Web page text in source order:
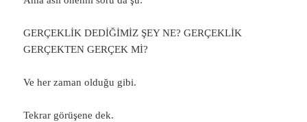
GERÇEKLİK DEDİĞİMİZ ŞEY NE? GERÇEKLİK
GERÇEKTEN GERÇEK Mİ?
Ve her zaman olduğu gibi.
Tekrar görüşene dek.